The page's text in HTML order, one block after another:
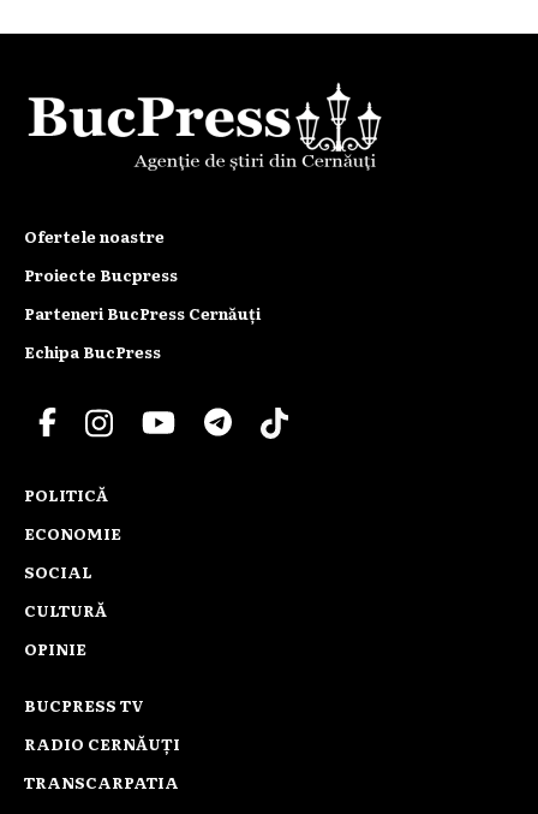
Ofertele noastre
Proiecte Bucpress
Parteneri BucPress Cernăuți
Echipa BucPress
POLITICĂ
ECONOMIE
SOCIAL
CULTURĂ
OPINIE
BUCPRESS TV
RADIO CERNĂUȚI
TRANSCARPATIA